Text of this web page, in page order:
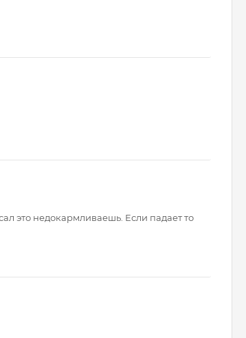
это недокармливаешь. Если падает то